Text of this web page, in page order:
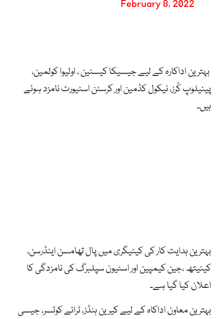
February 8, 2022
بہتریناداکارہکےلیےجیسیکاکیسٹین،اولیواکولمین،
پینیلوپکُرز،نیکولکڈمیناورکرسٹناسٹیورٹنامزدہوئے
ہیں۔
بہترینہدایتکارکیکیٹیگریمیںپالتھامسناینڈرسن،
کینیتھ،جینکیمپیناوراسٹیونسپلبرگکی نامزدگی کا
اعلان کیا گیا ہے۔
بہترینمعاوناداکاہکےلیےکیرینہنڈز،ٹرائےکوٹسر،جیسی